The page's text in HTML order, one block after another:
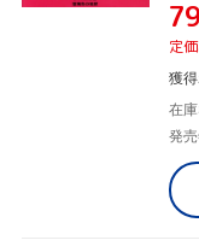
定
獲
在
発